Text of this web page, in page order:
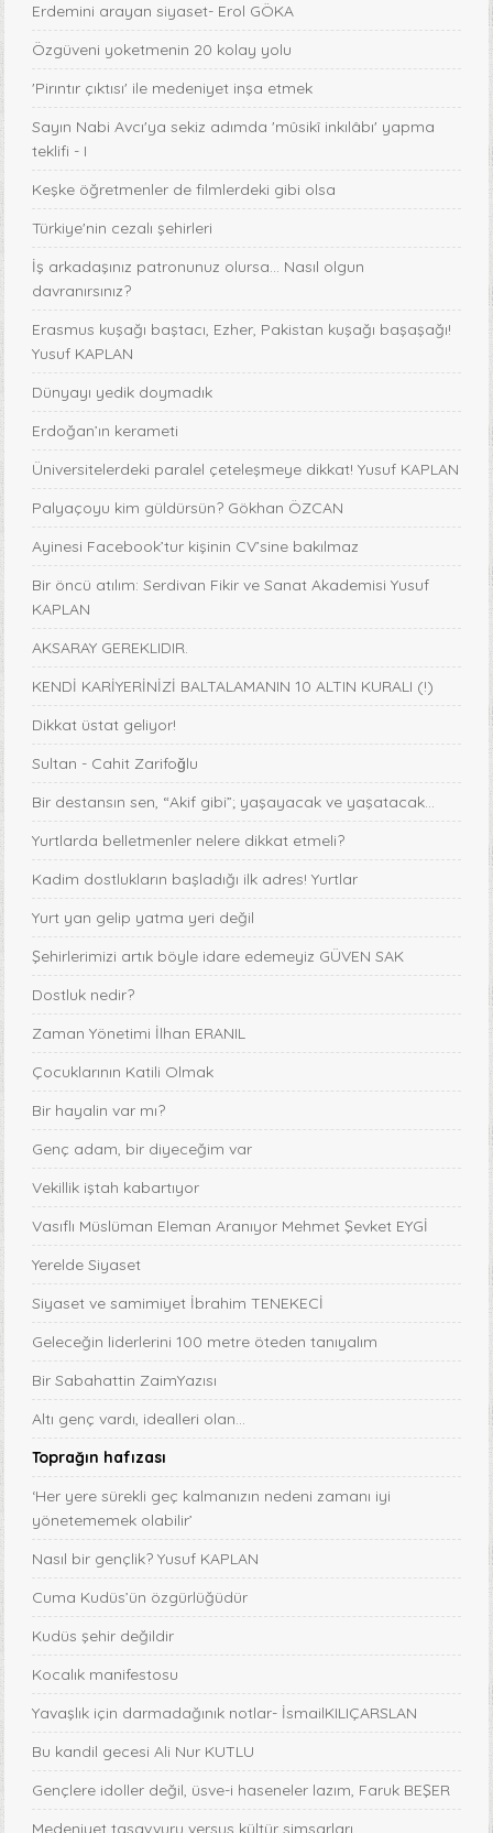
Erdemini arayan siyaset- Erol GÖKA
Özgüveni yoketmenin 20 kolay yolu
'Pirıntır çıktısı' ile medeniyet inşa etmek
Sayın Nabi Avcı'ya sekiz adımda 'mûsikî inkılâbı' yapma
teklifi - I
Keşke öğretmenler de filmlerdeki gibi olsa
Türkiye'nin cezalı şehirleri
İş arkadaşınız patronunuz olursa… Nasıl olgun
davranırsınız?
Erasmus kuşağı baştacı, Ezher, Pakistan kuşağı başaşağı!
Yusuf KAPLAN
Dünyayı yedik doymadık
Erdoğan’ın kerameti
Üniversitelerdeki paralel çeteleşmeye dikkat! Yusuf KAPLAN
Palyaçoyu kim güldürsün? Gökhan ÖZCAN
Ayinesi Facebook’tur kişinin CV’sine bakılmaz
Bir öncü atılım: Serdivan Fikir ve Sanat Akademisi Yusuf
KAPLAN
AKSARAY GEREKLIDIR.
KENDİ KARİYERİNİZİ BALTALAMANIN 10 ALTIN KURALI (!)
Dikkat üstat geliyor!
Sultan - Cahit Zarifoğlu
Bir destansın sen, “Akif gibi”; yaşayacak ve yaşatacak...
Yurtlarda belletmenler nelere dikkat etmeli?
Kadim dostlukların başladığı ilk adres! Yurtlar
Yurt yan gelip yatma yeri değil
Şehirlerimizi artık böyle idare edemeyiz GÜVEN SAK
Dostluk nedir?
Zaman Yönetimi İlhan ERANIL
Çocuklarının Katili Olmak
Bir hayalin var mı?
Genç adam, bir diyeceğim var
Vekillik iştah kabartıyor
Vasıflı Müslüman Eleman Aranıyor Mehmet Şevket EYGİ
Yerelde Siyaset
Siyaset ve samimiyet İbrahim TENEKECİ
Geleceğin liderlerini 100 metre öteden tanıyalım
Bir Sabahattin ZaimYazısı
Altı genç vardı, idealleri olan...
Toprağın hafızası
‘Her yere sürekli geç kalmanızın nedeni zamanı iyi
yönetememek olabilir’
Nasıl bir gençlik? Yusuf KAPLAN
Cuma Kudüs’ün özgürlüğüdür
Kudüs şehir değildir
Kocalık manifestosu
Yavaşlık için darmadağınık notlar- İsmailKILIÇARSLAN
Bu kandil gecesi Ali Nur KUTLU
Gençlere idoller değil, üsve-i haseneler lazım, Faruk BEŞER
Medeniyet tasavvuru versus kültür simsarları